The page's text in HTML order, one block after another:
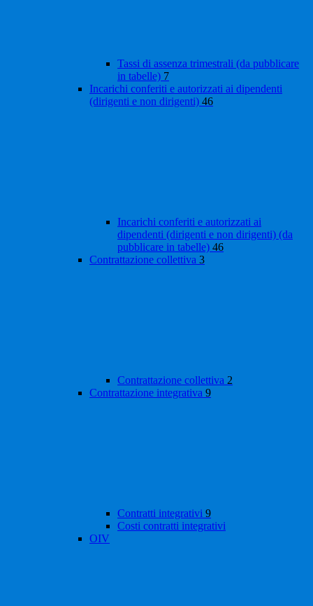
Tassi di assenza trimestrali (da pubblicare
in tabelle) 7
Incarichi conferiti e autorizzati ai dipendenti
(dirigenti e non dirigenti) 46
Incarichi conferiti e autorizzati ai
dipendenti (dirigenti e non dirigenti) (da
pubblicare in tabelle) 46
Contrattazione collettiva 3
Contrattazione collettiva 2
Contrattazione integrativa 9
Contratti integrativi 9
Costi contratti integrativi
OIV